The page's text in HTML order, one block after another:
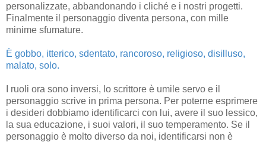
personalizzate, abbandonando i cliché e i nostri progetti.
Finalmente il personaggio diventa persona, con mille
minime sfumature.
È gobbo, itterico, sdentato, rancoroso, religioso, disilluso,
malato, solo.
I ruoli ora sono inversi, lo scrittore è umile servo e il
personaggio scrive in prima persona. Per poterne esprimere
i desideri dobbiamo identificarci con lui, avere il suo lessico,
la sua educazione, i suoi valori, il suo temperamento. Se il
personaggio è molto diverso da noi, identificarsi non è